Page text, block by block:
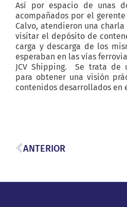
Así por espacio de unas
acompañados por el gerente
Calvo, atendieron una
visitar el depósito de
carga y descarga de los
esperaban en las vías
JCV Shipping. Se trata de
para obtener una visión
contenidos desarrollados en
ANTERIOR